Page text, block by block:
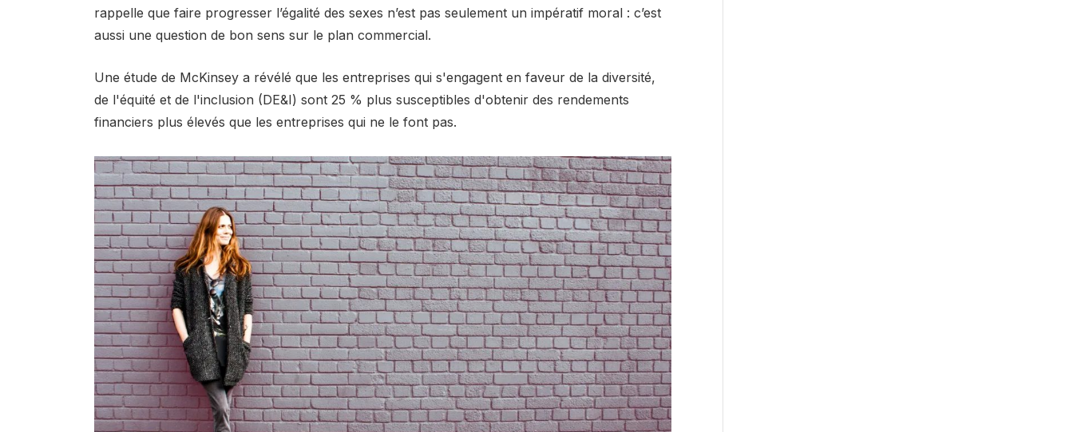
rappelle que faire progresser l’égalité des sexes n’est pas seulement un impératif moral : c’est
aussi une question de bon sens sur le plan commercial.
Une étude de McKinsey a révélé que les entreprises qui s'engagent en faveur de la diversité,
de l'équité et de l'inclusion (DE&I) sont 25 % plus susceptibles d'obtenir des rendements
financiers plus élevés que les entreprises qui ne le font pas.